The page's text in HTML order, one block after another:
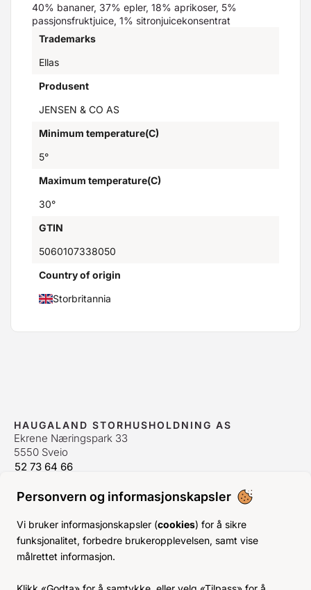
Personvern og informasjonskapsler
Vi bruker informasjonskapsler (cookies) for å sikre
funksjonalitet, forbedre brukeropplevelsen, samt vise
målrettet informasjon.
40% bananer, 37% epler, 18% aprikoser, 5%
passjonsfruktjuice, 1% sitronjuicekonsentrat
Trademarks
Ellas
Produsent
JENSEN & CO AS
Minimum temperature(C)
5°
Maximum temperature(C)
30°
GTIN
5060107338050
Country of origin
Storbritannia
HAUGALAND STORHUSHOLDNING AS
Ekrene Næringspark 33
5550 Sveio
52 73 64 66
ÅPNINGSTIDER
Man-Fre:07–15
Lør-Søn: Stengt
Helligdager: Stengt